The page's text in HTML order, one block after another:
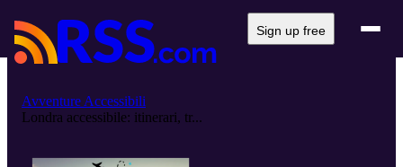
Sign up free
Avventure Accessibili
Londra accessibile: itinerari, tr...